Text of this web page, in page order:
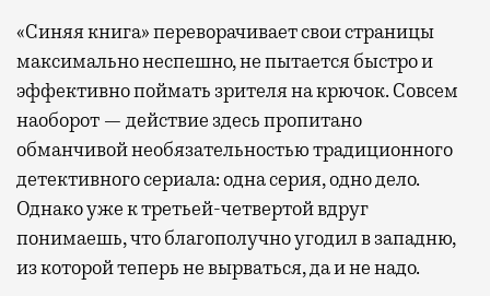
«Синяя книга» переворачивает свои страницы
максимально неспешно, не пытается быстро и
эффективно поймать зрителя на крючок. Совсем
наоборот — действие здесь пропитано
обманчивой необязательностью традиционного
детективного сериала: одна серия, одно дело.
Однако уже к третьей-четвертой вдруг
понимаешь, что благополучно угодил в западню,
из которой теперь не вырваться, да и не надо.